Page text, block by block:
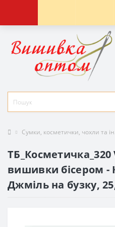
Сумки, косметички, чохли та ін.
вишивки бісером -
Джміль на бузку,